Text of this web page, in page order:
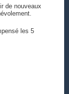
de nouveaux
les 5